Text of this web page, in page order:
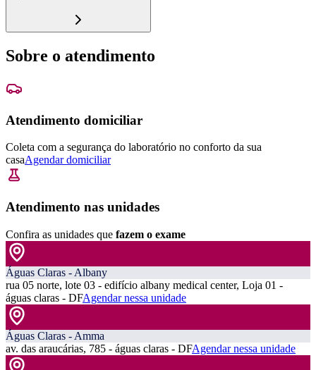
Sobre o atendimento
Atendimento domiciliar
Coleta com a segurança do laboratório no conforto da sua
casaAgendar domiciliar
Atendimento nas unidades
Confira as unidades que fazem o exame
Águas Claras - Albany
rua 05 norte, lote 03 - edifício albany medical center, Loja 01 -
águas claras - DFAgendar nessa unidade
Águas Claras - Amma
av. das araucárias, 785 - águas claras - DFAgendar nessa unidade